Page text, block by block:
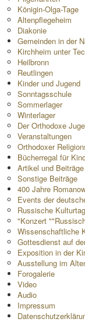
Königin-Olga-Tage
Altenpflegeheim
Diakonie
Gemeinden in der
Kirchheim unter
Heilbronn
Reutlingen
Kinder und Jugend
Sonntagsschule
Sommerlager
Winterlager
Der Orthodoxe
Veranstaltungen
Orthodoxer
Bücherregal für
Artikel und Beiträge
Sonstige Beiträge
400 Jahre
Events der
Russische
"Konzert
Wissenschaftliche
Gottesdienst auf
Exposition in der
Ausstellung im
Forogalerie
Video
Audio
Impressum